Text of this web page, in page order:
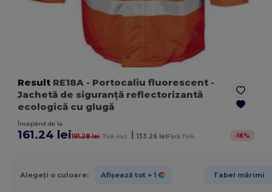
Result RE18A - Portocaliu fluorescent -
Jachetă de siguranță reflectorizantă
ecologică cu glugă
Începând de la
161.24 lei191.28 lei TVA incl. | 133.26 leiFără TVA. -16%
Alegeți o culoare: Afișează tot + 1 Tabel mărimi